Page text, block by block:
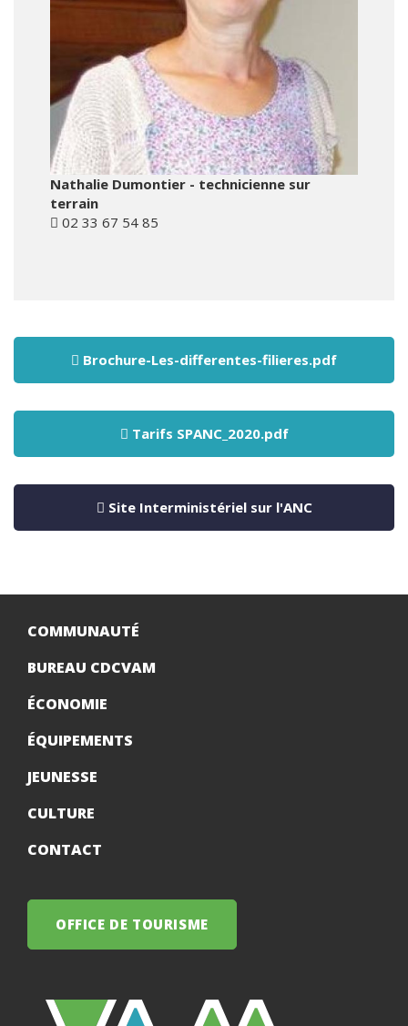
Nathalie Dumontier - technicienne sur
terrain
02 33 67 54 85
Brochure-Les-differentes-filieres.pdf
Tarifs SPANC_2020.pdf
Site Interministériel sur l'ANC
COMMUNAUTÉ
BUREAU CDCVAM
ÉCONOMIE
ÉQUIPEMENTS
JEUNESSE
CULTURE
CONTACT
OFFICE DE TOURISME